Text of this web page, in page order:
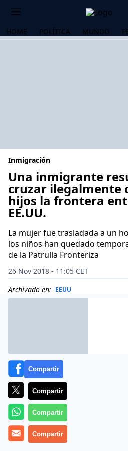
HOME POLÍTICA MUNDO
Inmigración
Una inmigrante
cruzar ilegalmente
hijos la frontera
EE.UU.
La mujer fue trasladada a un
los niños han quedado
de la Patrulla Fronteriza
26 Nov 2018 - 11:05 CET
Archivado en: EEUU
Compartir
Compartir
Compartir
Compartir